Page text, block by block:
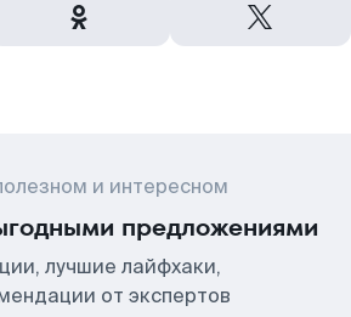
и интересном
предложениями
лучшие лайфхаки,
от экспертов